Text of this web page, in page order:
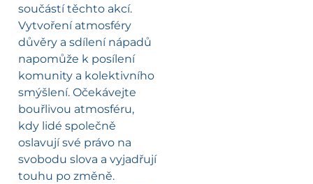
součástí těchto akcí.
Vytvoření atmosféry
důvěry a sdílení nápadů
napomůže k posílení
komunity a kolektivního
smýšlení. Očekávejte
bouřlivou atmosféru,
kdy lidé společně
oslavují své právo na
svobodu slova a vyjadřují
touhu po změně.